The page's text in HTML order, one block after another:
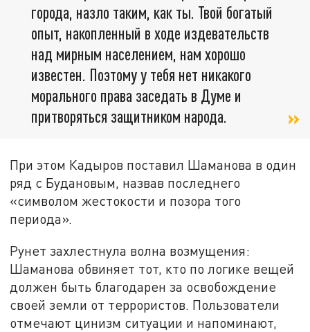
города, назло таким, как ты. Твой богатый
опыт, накопленный в ходе издевательств
над мирным населением, нам хорошо
известен. Поэтому у тебя нет никакого
морального права заседать в Думе и
притворяться защитником народа.
При этом Кадыров поставил Шаманова в один
ряд с Будановым, назвав последнего
«символом жестокости и позора того
периода».
Рунет захлестнула волна возмущения:
Шаманова обвиняет тот, кто по логике вещей
должен быть благодарен за освобождение
своей земли от террористов. Пользователи
отмечают цинизм ситуации и напоминают,